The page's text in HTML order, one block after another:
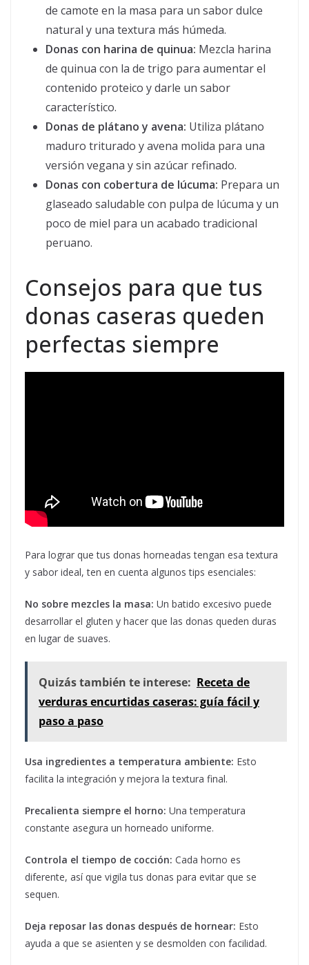
de camote en la masa para un sabor dulce
natural y una textura más húmeda.
Donas con harina de quinua: Mezcla harina
de quinua con la de trigo para aumentar el
contenido proteico y darle un sabor
característico.
Donas de plátano y avena: Utiliza plátano
maduro triturado y avena molida para una
versión vegana y sin azúcar refinado.
Donas con cobertura de lúcuma: Prepara un
glaseado saludable con pulpa de lúcuma y un
poco de miel para un acabado tradicional
peruano.
Consejos para que tus
donas caseras queden
perfectas siempre
Para lograr que tus donas horneadas tengan esa textura
y sabor ideal, ten en cuenta algunos tips esenciales:
No sobre mezcles la masa: Un batido excesivo puede
desarrollar el gluten y hacer que las donas queden duras
en lugar de suaves.
Quizás también te interese: Receta de
verduras encurtidas caseras: guía fácil y
paso a paso
Usa ingredientes a temperatura ambiente: Esto
facilita la integración y mejora la textura final.
Precalienta siempre el horno: Una temperatura
constante asegura un horneado uniforme.
Controla el tiempo de cocción: Cada horno es
diferente, así que vigila tus donas para evitar que se
sequen.
Deja reposar las donas después de hornear: Esto
ayuda a que se asienten y se desmolden con facilidad.